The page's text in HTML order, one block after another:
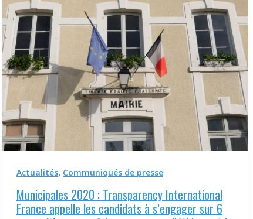
Actualités, Communiqués de presse
Municipales 2020 : Transparency International
France appelle les candidats à s’engager sur 6